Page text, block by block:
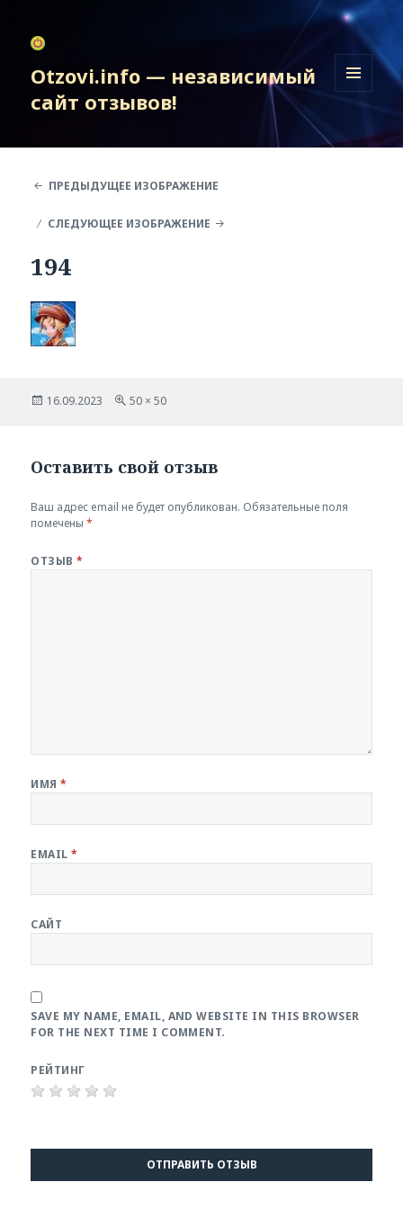
Otzovi.info — независимый
сайт отзывов!
ПРЕДЫДУЩЕЕ ИЗОБРАЖЕНИЕ
СЛЕДУЮЩЕЕ ИЗОБРАЖЕНИЕ
194
Опубликовано
16.09.2023
Полный
50 × 50
Оставить свой отзыв
Ваш адрес email не будет опубликован. Обязательные поля
помечены*
ОТЗЫВ*
ИМЯ*
EMAIL*
САЙТ
SAVE MY NAME, EMAIL, AND WEBSITE IN THIS BROWSER
FOR THE NEXT TIME I COMMENT.
РЕЙТИНГ